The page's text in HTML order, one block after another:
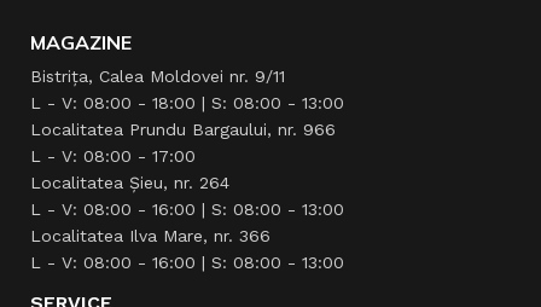
MAGAZINE
Bistrița, Calea Moldovei nr. 9/11
L - V: 08:00 - 18:00 | S: 08:00 - 13:00
Localitatea Prundu Bargaului, nr. 966
L - V: 08:00 - 17:00
Localitatea Şieu, nr. 264
L - V: 08:00 - 16:00 | S: 08:00 - 13:00
Localitatea Ilva Mare, nr. 366
L - V: 08:00 - 16:00 | S: 08:00 - 13:00